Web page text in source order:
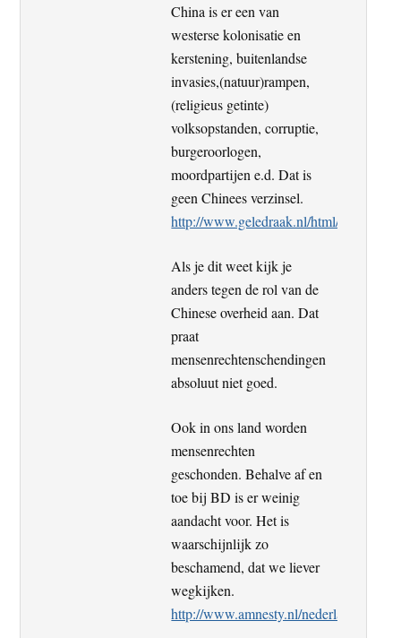
China is er een van
westerse kolonisatie en
kerstening, buitenlandse
invasies,(natuur)rampen,
(religieus getinte)
volksopstanden, corruptie,
burgeroorlogen,
moordpartijen e.d. Dat is
geen Chinees verzinsel.
http://www.geledraak.nl/html/
Als je dit weet kijk je
anders tegen de rol van de
Chinese overheid aan. Dat
praat
mensenrechtenschendingen
absoluut niet goed.
Ook in ons land worden
mensenrechten
geschonden. Behalve af en
toe bij BD is er weinig
aandacht voor. Het is
waarschijnlijk zo
beschamend, dat we liever
wegkijken.
http://www.amnesty.nl/nederland